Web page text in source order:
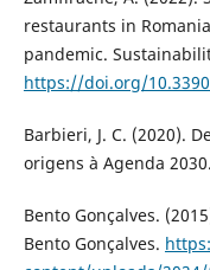
restaurants in
pandemic.
https://doi.org/
Barbieri, J. C. (2020).
origens à Agenda
Bento Gonçalves.
Bento Gonçalves.